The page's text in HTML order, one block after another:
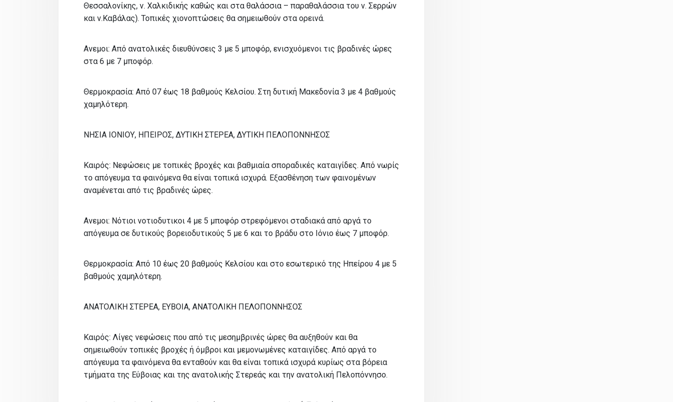
Θεσσαλονίκης, ν. Χαλκιδικής καθώς και στα θαλάσσια – παραθαλάσσια του ν. Σερρών
και ν.Καβάλας). Τοπικές χιονοπτώσεις θα σημειωθούν στα ορεινά.
Ανεμοι: Από ανατολικές διευθύνσεις 3 με 5 μποφόρ, ενισχυόμενοι τις βραδινές ώρες
στα 6 με 7 μποφόρ.
Θερμοκρασία: Από 07 έως 18 βαθμούς Κελσίου. Στη δυτική Μακεδονία 3 με 4 βαθμούς
χαμηλότερη.
ΝΗΣΙΑ ΙΟΝΙΟΥ, ΗΠΕΙΡΟΣ, ΔΥΤΙΚΗ ΣΤΕΡΕΑ, ΔΥΤΙΚΗ ΠΕΛΟΠΟΝΝΗΣΟΣ
Καιρός: Νεφώσεις με τοπικές βροχές και βαθμιαία σποραδικές καταιγίδες. Από νωρίς
το απόγευμα τα φαινόμενα θα είναι τοπικά ισχυρά. Εξασθένηση των φαινομένων
αναμένεται από τις βραδινές ώρες.
Ανεμοι: Νότιοι νοτιοδυτικοι 4 με 5 μποφόρ στρεφόμενοι σταδιακά από αργά το
απόγευμα σε δυτικούς βορειοδυτικούς 5 με 6 και το βράδυ στο Ιόνιο έως 7 μποφόρ.
Θερμοκρασία: Από 10 έως 20 βαθμούς Κελσίου και στο εσωτερικό της Ηπείρου 4 με 5
βαθμούς χαμηλότερη.
ΑΝΑΤΟΛΙΚΗ ΣΤΕΡΕΑ, ΕΥΒΟΙΑ, ΑΝΑΤΟΛΙΚΗ ΠΕΛΟΠΟΝΝΗΣΟΣ
Καιρός: Λίγες νεφώσεις που από τις μεσημβρινές ώρες θα αυξηθούν και θα
σημειωθούν τοπικές βροχές ή όμβροι και μεμονωμένες καταιγίδες. Από αργά το
απόγευμα τα φαινόμενα θα ενταθούν και θα είναι τοπικά ισχυρά κυρίως στα βόρεια
τμήματα της Εύβοιας και της ανατολικής Στερεάς και την ανατολική Πελοπόννησο.